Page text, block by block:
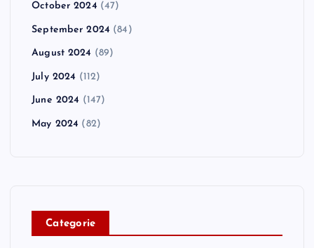
October 2024 (47)
September 2024 (84)
August 2024 (89)
July 2024 (112)
June 2024 (147)
May 2024 (82)
Categorie